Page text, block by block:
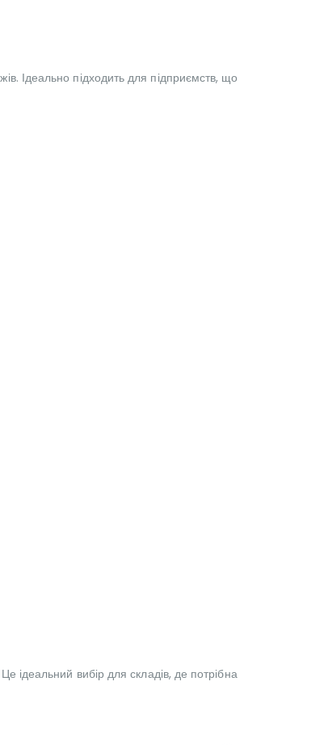
Ідеально підходить для підприємств, що
ідеальний вибір для складів, де потрібна